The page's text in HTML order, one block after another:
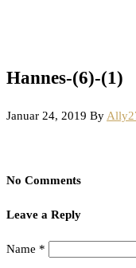
Hannes-(6)-(1)
Januar 24, 2019 By
No Comments
Leave a Reply
Name *